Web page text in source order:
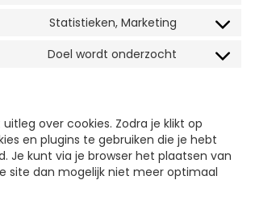
Statistieken, Marketing
Doel wordt onderzocht
over cookies. Zodra je klikt op
en plugins te gebruiken die je hebt
Je kunt via je browser het plaatsen van
site dan mogelijk niet meer optimaal